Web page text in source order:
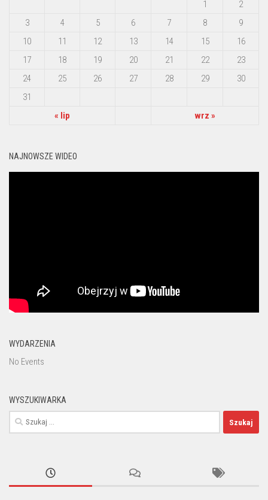
1
2
3
4 5 6 7 8
9
10
11 12 13 14 15
16
17
18 19 20 21 22
23
24
25 26 27 28 29
30
31
« lip
wrz »
NAJNOWSZE WIDEO
WYDARZENIA
No Events
WYSZUKIWARKA
Szukaj: